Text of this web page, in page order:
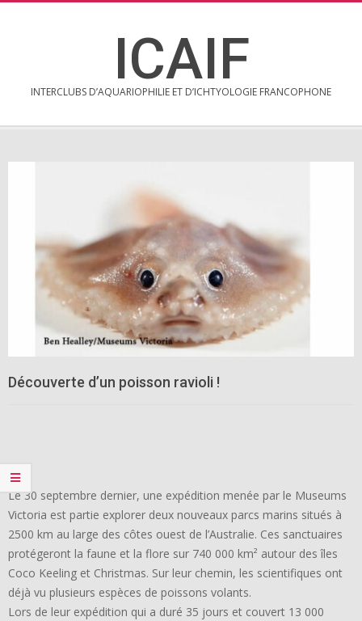
ICAIF
INTERCLUBS D’AQUARIOPHILIE ET D’ICHTYOLOGIE FRANCOPHONE
Découverte d’un poisson ravioli !
Le 30 septembre dernier, une expédition menée par le Museums
Victoria est partie explorer deux nouveaux parcs marins situés à
2500 km au large des côtes ouest de l’Australie. Ces sanctuaires
protégeront la faune et la flore sur 740 000 km² autour des îles
Coco Keeling et Christmas. Sur leur chemin, les scientifiques ont
déjà vu plusieurs espèces de poissons volants.
Lors de leur expédition qui a duré 35 jours et couvert 13 000